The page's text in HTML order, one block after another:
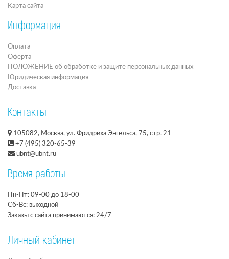
Карта сайта
Информация
Оплата
Оферта
ПОЛОЖЕНИЕ об обработке и защите персональных данных
Юридическая информация
Доставка
Контакты
105082, Москва, ул. Фридриха Энгельса, 75, стр. 21
+7 (495) 320-65-39
ubnt@ubnt.ru
Время работы
Пн-Пт: 09-00 до 18-00
Сб-Вс: выходной
Заказы с сайта принимаются: 24/7
Личный кабинет